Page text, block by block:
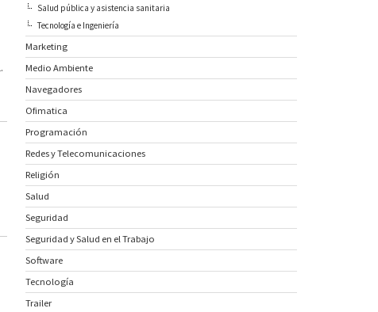
Salud pública y asistencia sanitaria
Tecnología e Ingeniería
Marketing
Medio Ambiente
Navegadores
Ofimatica
Programación
Redes y Telecomunicaciones
Religión
Salud
Seguridad
Seguridad y Salud en el Trabajo
Software
Tecnología
Trailer